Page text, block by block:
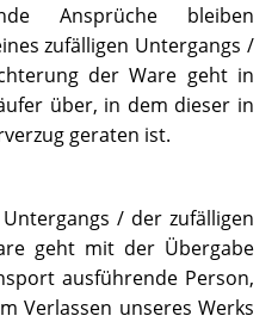
Ansprüche bleiben
zufälligen Untergangs /
der Ware geht in
über, in dem dieser in
geraten ist.
/ der zufälligen
geht mit der Übergabe
ausführende Person,
Verlassen unseres Werks